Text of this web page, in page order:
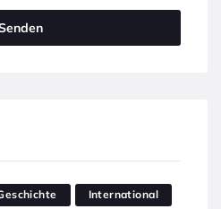
International